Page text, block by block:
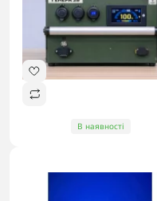
В наявності